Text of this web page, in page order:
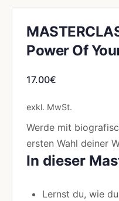
Power Of
17.00€
exkl. MwSt.
Werde mit
ersten Wahl deiner
In dieser
Lernst du, wie